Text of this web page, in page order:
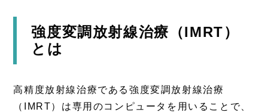
強度変調放射線治療（IMRT）
とは
高精度放射線治療である強度変調放射線治療
（IMRT）は専用のコンピュータを用いることで、